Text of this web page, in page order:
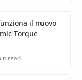
il nuovo
Torque
read